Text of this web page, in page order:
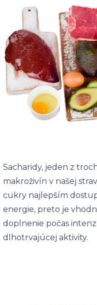
Sacharidy, jeden z
makroživín v našej
cukry najlepším
energie, preto je
doplnenie počas
dlhotrvajúcej aktivity.